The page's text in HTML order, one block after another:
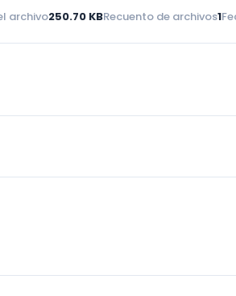
archivo250.70 KBRecuento de archivos1